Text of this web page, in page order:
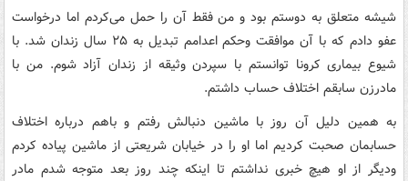
شیشه متعلق به دوستم بود و من فقط آن را حمل می‌کردم اما درخواست
عفو دادم که با آن موافقت وحکم اعدامم تبدیل به ۲۵ سال زندان شد. با
شیوع بیماری کرونا توانستم با سپردن وثیقه از زندان آزاد شوم. من با
مادرزن سابقم اختلاف حساب داشتم.
به همین دلیل آن روز با ماشین دنبالش رفتم و باهم درباره اختلاف
حسابمان صحبت کردیم اما او را در خیابان شریعتی از ماشین پیاده کردم
ودیگر از او هیچ خبری نداشتم تا اینکه چند روز بعد متوجه شدم مادر